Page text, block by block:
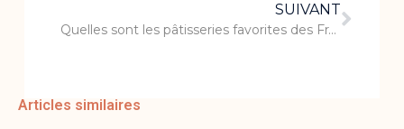
SUIVANT
Quelles sont les pâtisseries favorites des Français ?
Articles similaires